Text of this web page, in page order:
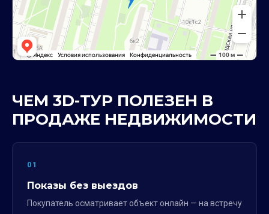
ЧЕМ 3D-ТУР ПОЛЕЗЕН В
ПРОДАЖЕ НЕДВИЖИМОСТИ
01
Показы без выездов
Покупатель осматривает объект онлайн — на встречу